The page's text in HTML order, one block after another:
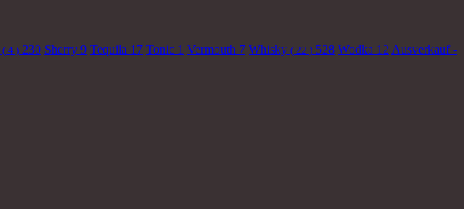
( 4 ) 230 Sherry 9 Tequila 17 Tonic 1 Vermouth 7 Whisky ( 22 ) 528 Wodka 12 Ausverkauf -